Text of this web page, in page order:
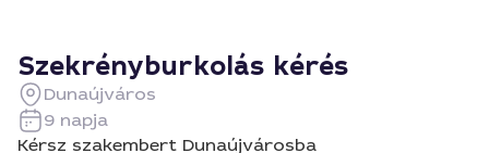
Szekrényburkolás kérés
Dunaújváros
9 napja
Kérsz szakembert Dunaújvárosba